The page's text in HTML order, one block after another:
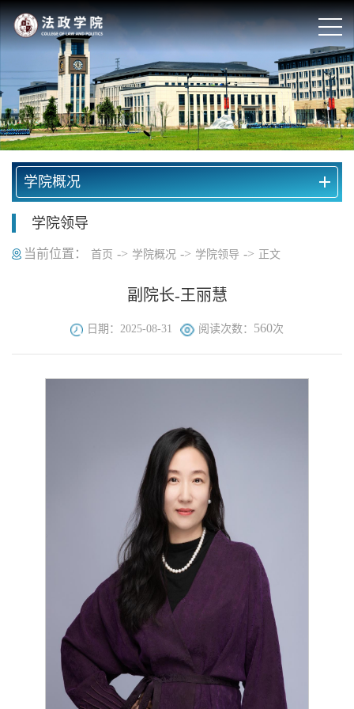
学院概况
学院领导
当前位置： 首页 -> 学院概况 -> 学院领导 -> 正文
副院长-王丽慧
日期：2025-08-31 阅读次数： 560次